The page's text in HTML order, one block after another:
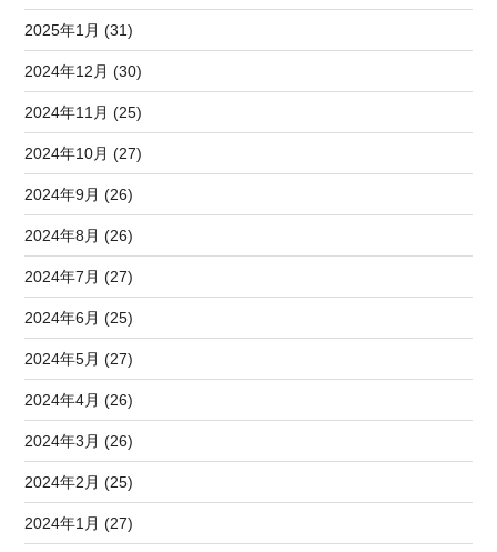
2025年1月 (31)
2024年12月 (30)
2024年11月 (25)
2024年10月 (27)
2024年9月 (26)
2024年8月 (26)
2024年7月 (27)
2024年6月 (25)
2024年5月 (27)
2024年4月 (26)
2024年3月 (26)
2024年2月 (25)
2024年1月 (27)